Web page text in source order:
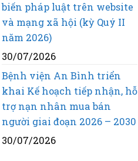
biến pháp luật trên website
và mạng xã hội (kỳ Quý II
năm 2026)
30/07/2026
Bệnh viện An Bình triển
khai Kế hoạch tiếp nhận, hỗ
trợ nạn nhân mua bán
người giai đoạn 2026 – 2030
30/07/2026